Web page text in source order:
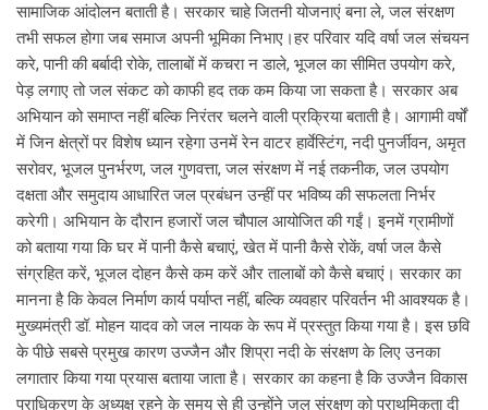
सामाजिक आंदोलन बताती है। सरकार चाहे जितनी योजनाएं बना ले, जल संरक्षण
तभी सफल होगा जब समाज अपनी भूमिका निभाए।हर परिवार यदि वर्षा जल संचयन
करे, पानी की बर्बादी रोके, तालाबों में कचरा न डाले, भूजल का सीमित उपयोग करे,
पेड़ लगाए तो जल संकट को काफी हद तक कम किया जा सकता है। सरकार अब
अभियान को समाप्त नहीं बल्कि निरंतर चलने वाली प्रक्रिया बताती है। आगामी वर्षों
में जिन क्षेत्रों पर विशेष ध्यान रहेगा उनमें रेन वाटर हार्वेस्टिंग, नदी पुनर्जीवन, अमृत
सरोवर, भूजल पुनर्भरण, जल गुणवत्ता, जल संरक्षण में नई तकनीक, जल उपयोग
दक्षता और समुदाय आधारित जल प्रबंधन उन्हीं पर भविष्य की सफलता निर्भर
करेगी। अभियान के दौरान हजारों जल चौपाल आयोजित की गईं। इनमें ग्रामीणों
को बताया गया कि घर में पानी कैसे बचाएं, खेत में पानी कैसे रोकें, वर्षा जल कैसे
संग्रहित करें, भूजल दोहन कैसे कम करें और तालाबों को कैसे बचाएं। सरकार का
मानना है कि केवल निर्माण कार्य पर्याप्त नहीं, बल्कि व्यवहार परिवर्तन भी आवश्यक है।
मुख्यमंत्री डॉ. मोहन यादव को जल नायक के रूप में प्रस्तुत किया गया है। इस छवि
के पीछे सबसे प्रमुख कारण उज्जैन और शिप्रा नदी के संरक्षण के लिए उनका
लगातार किया गया प्रयास बताया जाता है। सरकार का कहना है कि उज्जैन विकास
प्राधिकरण के अध्यक्ष रहने के समय से ही उन्होंने जल संरक्षण को प्राथमिकता दी